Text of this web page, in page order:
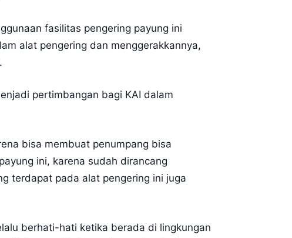
fasilitas pengering payung ini
alat pengering dan menggerakkannya,
pertimbangan bagi KAI dalam
bisa membuat penumpang bisa
ini, karena sudah dirancang
terdapat pada alat pengering ini juga
berhati-hati ketika berada di lingkungan